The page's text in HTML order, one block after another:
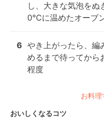
し、大きな気泡をぬ
0℃に温めたオーブ
6 やき上がったら、編
めるまで待ってか
程度
お料理
おいしくなるコツ